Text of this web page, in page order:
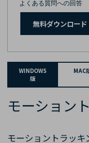
よくある質問への回答
無料ダウンロード
WINDOWS
版
MAC
モーション
モーション トラッキ